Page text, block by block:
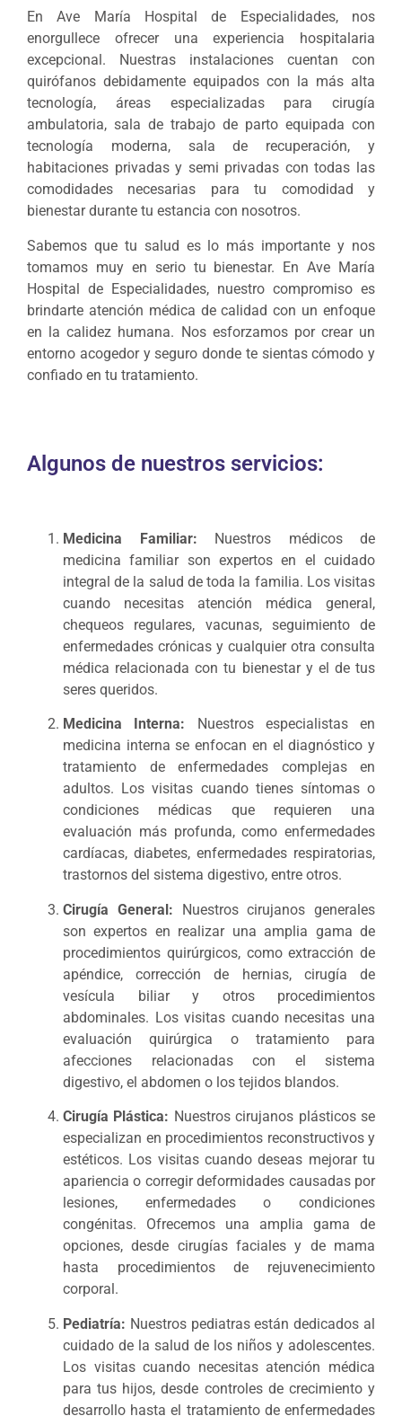
En Ave María Hospital de Especialidades, nos
enorgullece ofrecer una experiencia hospitalaria
excepcional. Nuestras instalaciones cuentan con
quirófanos debidamente equipados con la más alta
tecnología, áreas especializadas para cirugía
ambulatoria, sala de trabajo de parto equipada con
tecnología moderna, sala de recuperación, y
habitaciones privadas y semi privadas con todas las
comodidades necesarias para tu comodidad y
bienestar durante tu estancia con nosotros.
Sabemos que tu salud es lo más importante y nos
tomamos muy en serio tu bienestar. En Ave María
Hospital de Especialidades, nuestro compromiso es
brindarte atención médica de calidad con un enfoque
en la calidez humana. Nos esforzamos por crear un
entorno acogedor y seguro donde te sientas cómodo y
confiado en tu tratamiento.
Algunos de nuestros servicios:
Medicina Familiar: Nuestros médicos de
medicina familiar son expertos en el cuidado
integral de la salud de toda la familia. Los visitas
cuando necesitas atención médica general,
chequeos regulares, vacunas, seguimiento de
enfermedades crónicas y cualquier otra consulta
médica relacionada con tu bienestar y el de tus
seres queridos.
Medicina Interna: Nuestros especialistas en
medicina interna se enfocan en el diagnóstico y
tratamiento de enfermedades complejas en
adultos. Los visitas cuando tienes síntomas o
condiciones médicas que requieren una
evaluación más profunda, como enfermedades
cardíacas, diabetes, enfermedades respiratorias,
trastornos del sistema digestivo, entre otros.
Cirugía General: Nuestros cirujanos generales
son expertos en realizar una amplia gama de
procedimientos quirúrgicos, como extracción de
apéndice, corrección de hernias, cirugía de
vesícula biliar y otros procedimientos
abdominales. Los visitas cuando necesitas una
evaluación quirúrgica o tratamiento para
afecciones relacionadas con el sistema
digestivo, el abdomen o los tejidos blandos.
Cirugía Plástica: Nuestros cirujanos plásticos se
especializan en procedimientos reconstructivos y
estéticos. Los visitas cuando deseas mejorar tu
apariencia o corregir deformidades causadas por
lesiones, enfermedades o condiciones
congénitas. Ofrecemos una amplia gama de
opciones, desde cirugías faciales y de mama
hasta procedimientos de rejuvenecimiento
corporal.
Pediatría: Nuestros pediatras están dedicados al
cuidado de la salud de los niños y adolescentes.
Los visitas cuando necesitas atención médica
para tus hijos, desde controles de crecimiento y
desarrollo hasta el tratamiento de enfermedades